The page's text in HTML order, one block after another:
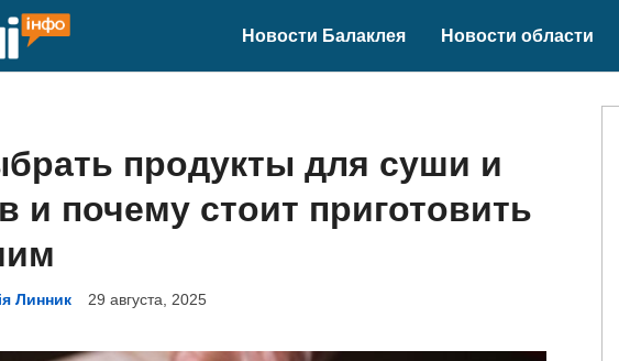
Новости Балаклея Новости области
продукты для суши и
и почему стоит приготовить
Линник 29 августа, 2025